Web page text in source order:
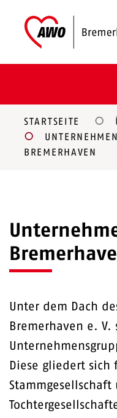
STARTSEITE
BREMERHAVEN
Unter dem Dach
Bremerhaven e. V.
Diese gliedert